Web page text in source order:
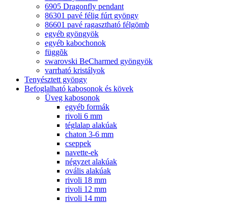
6905 Dragonfly pendant
86301 pavé félig fúrt gyöngy
86601 pavé ragasztható félgömb
egyéb gyöngyök
egyéb kabochonok
függõk
swarovski BeCharmed gyöngyök
varrható kristályok
Tenyésztett gyöngy
Befoglalható kabosonok és kövek
Üveg kabosonok
egyéb formák
rivoli 6 mm
téglalap alakúak
chaton 3-6 mm
cseppek
navette-ek
négyzet alakúak
ovális alakúak
rivoli 18 mm
rivoli 12 mm
rivoli 14 mm